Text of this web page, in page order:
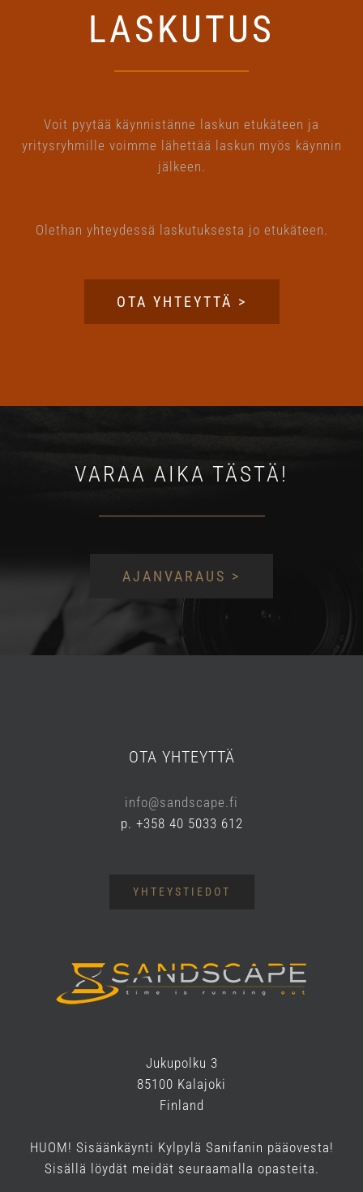
LASKUTUS
Voit pyytää käynnistänne laskun etukäteen ja
yritysryhmille voimme lähettää laskun myös käynnin
jälkeen.
Olethan yhteydessä laskutuksesta jo etukäteen.
OTA YHTEYTTÄ >
VARAA AIKA TÄSTÄ!
AJANVARAUS >
OTA YHTEYTTÄ
info@sandscape.fi
p. +358 40 5033 612
YHTEYSTIEDOT
Jukupolku 3
85100 Kalajoki
Finland
HUOM! Sisäänkäynti Kylpylä Sanifanin pääovesta!
Sisällä löydät meidät seuraamalla opasteita.